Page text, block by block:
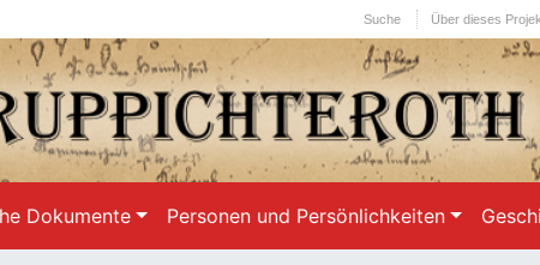
Über dieses
Suche
Dokumente Personen und Persönlichkeiten